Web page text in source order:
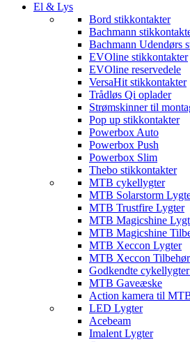
El & Lys
Bord stikkontakter
Bachmann
Bachmann Udendørs
EVOline stikkontakter
EVOline reservedele
VersaHit stikkontakter
Trådløs Qi oplader
Strømskinner til
Pop up stikkontakter
Powerbox Auto
Powerbox Push
Powerbox Slim
Thebo stikkontakter
MTB cykellygter
MTB Solarstorm
MTB Trustfire Lygter
MTB Magicshine
MTB Magicshine
MTB Xeccon Lygter
MTB Xeccon Tilbehør
Godkendte
MTB Gaveæske
Action kamera til
LED Lygter
Acebeam
Imalent Lygter